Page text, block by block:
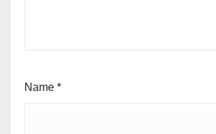
Name *